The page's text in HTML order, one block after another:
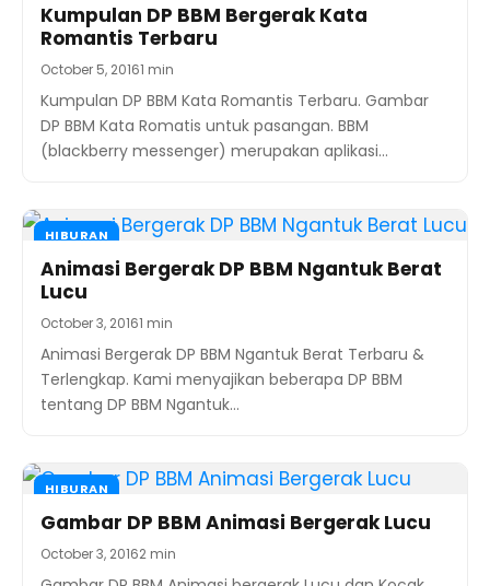
Kumpulan DP BBM Bergerak Kata
Romantis Terbaru
October 5, 20161 min
Kumpulan DP BBM Kata Romantis Terbaru. Gambar
DP BBM Kata Romatis untuk pasangan. BBM
(blackberry messenger) merupakan aplikasi…
HIBURAN
Animasi Bergerak DP BBM Ngantuk Berat
Lucu
October 3, 20161 min
Animasi Bergerak DP BBM Ngantuk Berat Terbaru &
Terlengkap. Kami menyajikan beberapa DP BBM
tentang DP BBM Ngantuk…
HIBURAN
Gambar DP BBM Animasi Bergerak Lucu
October 3, 20162 min